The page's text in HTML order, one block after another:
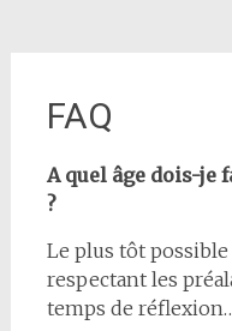
FAQ
A quel âge dois-je
?
Le plus tôt
respectant les
temps de